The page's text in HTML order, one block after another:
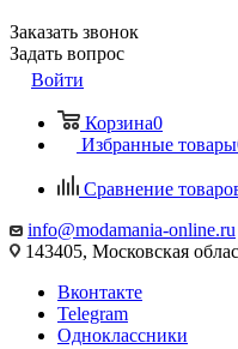
Заказать звонок
Задать вопрос
Войти
Корзина0
Избранные товары
Сравнение
info@modamania-online.ru
143405, Московская
Вконтакте
Telegram
Одноклассники